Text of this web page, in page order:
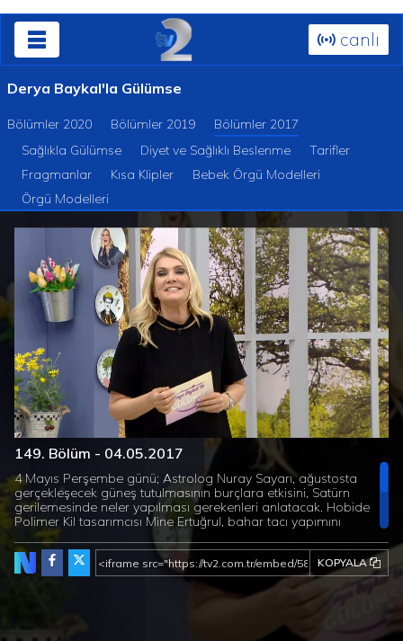
canlı
Derya Baykal'la Gülümse
Bölümler 2020 Bölümler 2019
Bölümler 2017
Sağlıkla Gülümse
Diyet ve Sağlıklı Beslenme
Tarifler
Fragmanlar
Kısa Klipler
Bebek Örgü Modelleri
Örgü Modelleri
Toplam
Süre
Yüklendi:
Yükleniyor:
149. Bölüm - 04.05.2017
4 Mayıs Perşembe günü; Astrolog Nuray Sayarı, ağustosta
gerçekleşecek güneş tutulmasının burçlara etkisini, Satürn
gerilemesinde neler yapılması gerekenleri anlatacak. Hobide
Polimer Kil tasarımcısı Mine Ertuğrul, bahar tacı yapımını
gösterecek. Gülümseten Fikirler’de saç tokası ve çocuk elbisesi
yapımı var. Mutfakta Şef İnci Özay Hatipoğlu enginarlı pilav ve
güllü bademli beyaz çikolata hazırlayacak.
KOPYALA